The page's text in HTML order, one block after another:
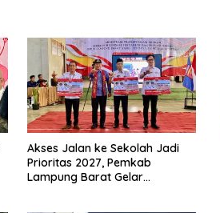
Akses Jalan ke Sekolah Jadi
Prioritas 2027, Pemkab
Lampung Barat Gelar